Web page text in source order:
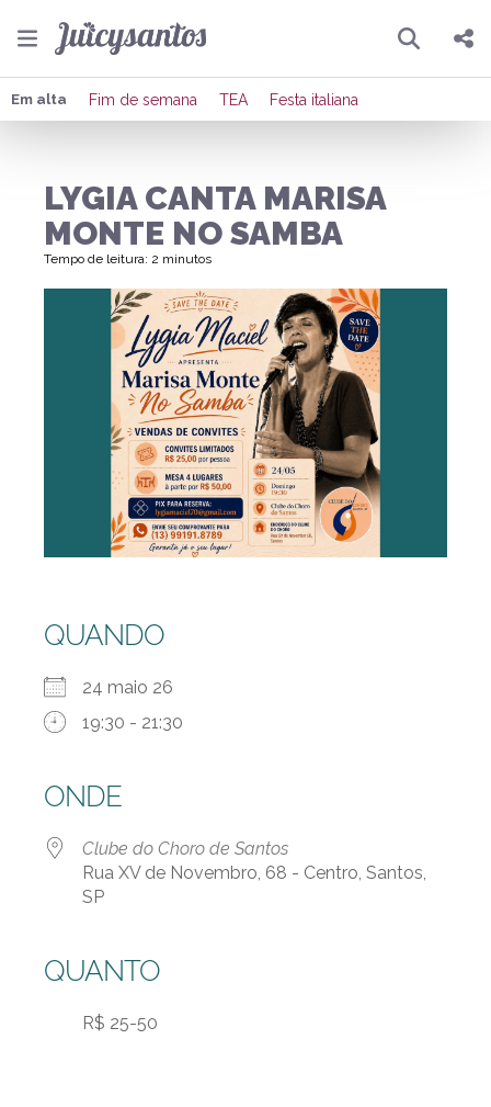
Pesquisar
Compartilhar
Enviar por Whatsapp
Publicar no X
Em alta Fim de semana TEA Festa italiana
LYGIA CANTA MARISA
MONTE NO SAMBA
Tempo de leitura: 2 minutos
QUANDO
24 maio 26
19:30 - 21:30
ONDE
Clube do Choro de Santos
Rua XV de Novembro, 68 - Centro, Santos,
SP
QUANTO
R$ 25-50